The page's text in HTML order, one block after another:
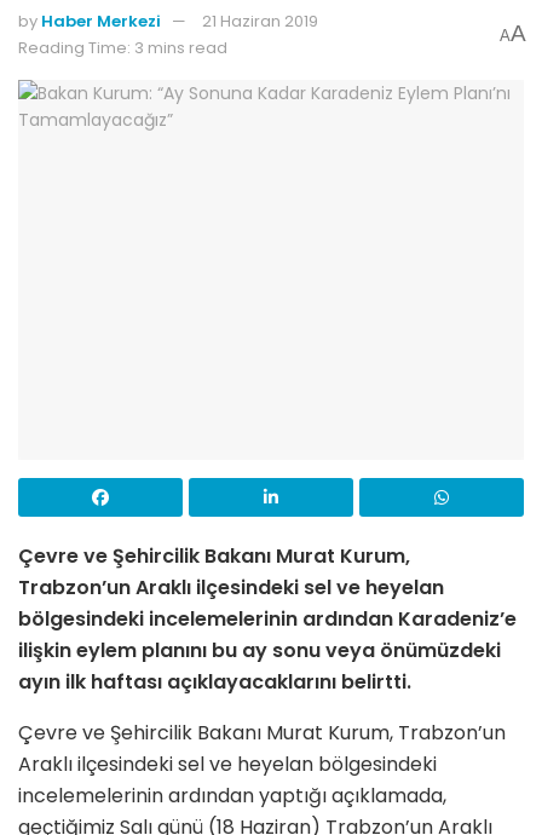
by Haber Merkezi
21 Haziran 2019
Reading Time: 3 mins read
AA
Çevre ve Şehircilik Bakanı Murat Kurum,
Trabzon’un Araklı ilçesindeki sel ve heyelan
bölgesindeki incelemelerinin ardından Karadeniz’e
ilişkin eylem planını bu ay sonu veya önümüzdeki
ayın ilk haftası açıklayacaklarını belirtti.
Çevre ve Şehircilik Bakanı Murat Kurum, Trabzon’un
Araklı ilçesindeki sel ve heyelan bölgesindeki
incelemelerinin ardından yaptığı açıklamada,
geçtiğimiz Salı günü (18 Haziran) Trabzon’un Araklı